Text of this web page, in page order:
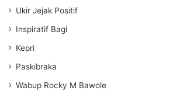
Ukir Jejak Positif
Inspiratif Bagi
Kepri
Paskibraka
Wabup Rocky M Bawole